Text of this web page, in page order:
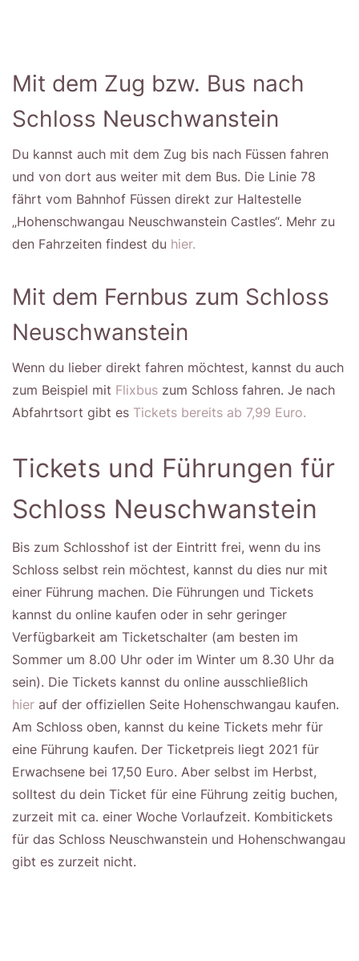
Mit dem Zug bzw. Bus nach
Schloss Neuschwanstein
Du kannst auch mit dem Zug bis nach Füssen fahren
und von dort aus weiter mit dem Bus. Die Linie 78
fährt vom Bahnhof Füssen direkt zur Haltestelle
„Hohenschwangau Neuschwanstein Castles“. Mehr zu
den Fahrzeiten findest du hier.
Mit dem Fernbus zum Schloss
Neuschwanstein
Wenn du lieber direkt fahren möchtest, kannst du auch
zum Beispiel mit Flixbus zum Schloss fahren. Je nach
Abfahrtsort gibt es Tickets bereits ab 7,99 Euro.
Tickets und Führungen für
Schloss Neuschwanstein
Bis zum Schlosshof ist der Eintritt frei, wenn du ins
Schloss selbst rein möchtest, kannst du dies nur mit
einer Führung machen. Die Führungen und Tickets
kannst du online kaufen oder in sehr geringer
Verfügbarkeit am Ticketschalter (am besten im
Sommer um 8.00 Uhr oder im Winter um 8.30 Uhr da
sein). Die Tickets kannst du online ausschließlich
hier auf der offiziellen Seite Hohenschwangau kaufen.
Am Schloss oben, kannst du keine Tickets mehr für
eine Führung kaufen. Der Ticketpreis liegt 2021 für
Erwachsene bei 17,50 Euro. Aber selbst im Herbst,
solltest du dein Ticket für eine Führung zeitig buchen,
zurzeit mit ca. einer Woche Vorlaufzeit. Kombitickets
für das Schloss Neuschwanstein und Hohenschwangau
gibt es zurzeit nicht.